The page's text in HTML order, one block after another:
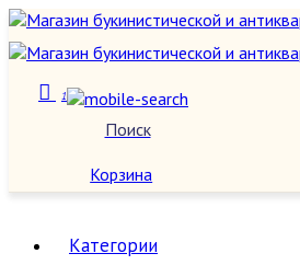
Поиск
1
Корзина
Категории